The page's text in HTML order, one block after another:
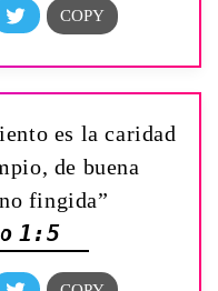
es la caridad
de buena
fingida”
1:5